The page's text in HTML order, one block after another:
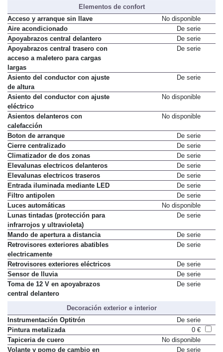
Elementos de confort
Acceso y arranque sin llave
No disponible
Aire acondicionado
De serie
Apoyabrazos central delantero
De serie
Apoyabrazos central trasero con
acceso a maletero para cargas
largas
De serie
Asiento del conductor con ajuste
de altura
De serie
Asiento del conductor con ajuste
eléctrico
No disponible
Asientos delanteros con
calefacción
No disponible
Boton de arranque
De serie
Cierre centralizado
De serie
Climatizador de dos zonas
De serie
Elevalunas electricos delanteros
De serie
Elevalunas electricos traseros
De serie
Entrada iluminada mediante LED
De serie
Filtro antipolen
De serie
Luces automáticas
No disponible
Lunas tintadas (protección para
infrarrojos y ultravioleta)
De serie
Mando de apertura a distancia
De serie
Retrovisores exteriores abatibles
electricamente
De serie
Retrovisores exteriores eléctricos
De serie
Sensor de lluvia
De serie
Toma de 12 V en apoyabrazos
central delantero
De serie
Decoración exterior e interior
Instrumentación Optitrón
De serie
Pintura metalizada
0 €
Tapiceria de cuero
No disponible
Volante y pomo de cambio en
De serie